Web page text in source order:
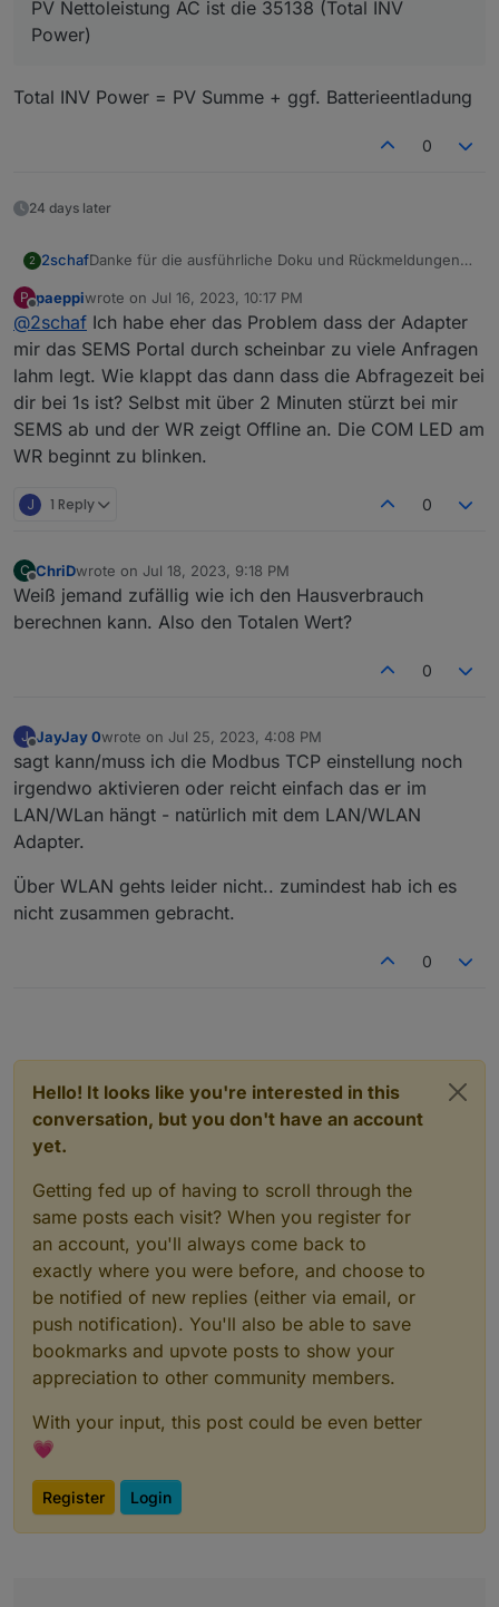
Frank
PV Nettoleistung AC ist die 35138 (Total INV
Power)
Total INV Power = PV Summe + ggf. Batterieentladung
0
24 days later
2 2schafDanke für die ausführliche Doku und Rückmeldungen.
Goodwe GW10KN-ET mit Wifi Dongle
Anforderung: Daten im Smarhome an openWB (ohne
Internet / ohne SEMS)
Via Modbus Adapter (RTU, TCP; RTUoverTCP) komme
ich nicht an die Daten.
Der Adapter von FossyTom [FossyTom
/ioBroker.goodwe] läuft gut/ausreichend.
Allerdings starte ich den Adapter regelmäßig via node-
Minium für den Poll Zyklus reduziert (1s).
Habe derzeit keine bessere Alternative, um an die
Daten zu kommen.
Weiß jemand, ob der 5-PIN Adapter bei diesem
Wechselrichter verwendet werden kann?
P
Offline
paeppiwrote on Jul 16, 2023, 10:17 PM
last edited by
@2schaf Ich habe eher das Problem dass der Adapter
mir das SEMS Portal durch scheinbar zu viele Anfragen
lahm legt. Wie klappt das dann dass die Abfragezeit bei
dir bei 1s ist? Selbst mit über 2 Minuten stürzt bei mir
SEMS ab und der WR zeigt Offline an. Die COM LED am
WR beginnt zu blinken.
J 1 Reply 0
C
Offline
ChriDwrote on Jul 18, 2023, 9:18 PM
last edited by
Weiß jemand zufällig wie ich den Hausverbrauch
berechnen kann. Also den Totalen Wert?
0
J
Offline
JayJay 0wrote on Jul 25, 2023, 4:08 PM
last edited by
sagt kann/muss ich die Modbus TCP einstellung noch
irgendwo aktivieren oder reicht einfach das er im
LAN/WLan hängt - natürlich mit dem LAN/WLAN
Adapter.
Über WLAN gehts leider nicht.. zumindest hab ich es
nicht zusammen gebracht.
0
Hello! It looks like you're interested in this
conversation, but you don't have an account
yet.
Getting fed up of having to scroll through the
same posts each visit? When you register for
an account, you'll always come back to
exactly where you were before, and choose to
be notified of new replies (either via email, or
push notification). You'll also be able to save
bookmarks and upvote posts to show your
appreciation to other community members.
With your input, this post could be even better
💗
Register Login